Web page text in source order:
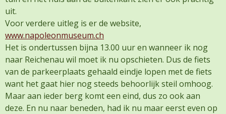
uit.
Voor verdere uitleg is er de website,
www.napoleonmuseum.ch
Het is ondertussen bijna 13.00 uur en wanneer ik nog
naar Reichenau wil moet ik nu opschieten. Dus de fiets
van de parkeerplaats gehaald eindje lopen met de fiets
want het gaat hier nog steeds behoorlijk steil omhoog.
Maar aan ieder berg komt een eind, dus zo ook aan
deze. En nu naar beneden, had ik nu maar eerst even op